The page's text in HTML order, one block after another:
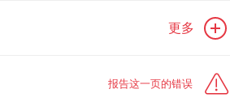
更多
报告这一页的错误